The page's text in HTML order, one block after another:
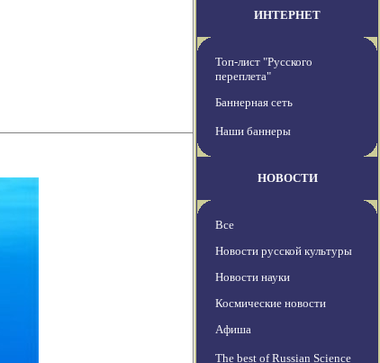
ИНТЕРНЕТ
Топ-лист "Русского
переплета"
Баннерная сеть
Наши баннеры
НОВОСТИ
Все
Новости русской культуры
Новости науки
Космические новости
Афиша
The best of Russian Science